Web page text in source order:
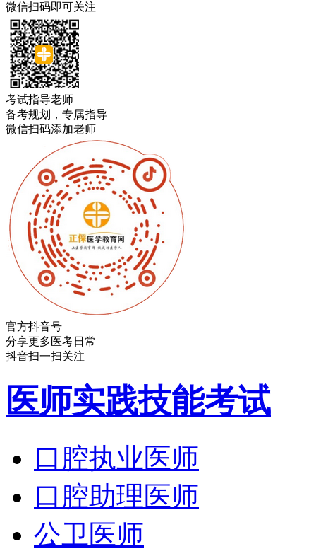
微信扫码即可关注
考试指导老师
备考规划，专属指导
微信扫码添加老师
官方抖音号
分享更多医考日常
抖音扫一扫关注
医师实践技能考试
口腔执业医师
口腔助理医师
公卫医师